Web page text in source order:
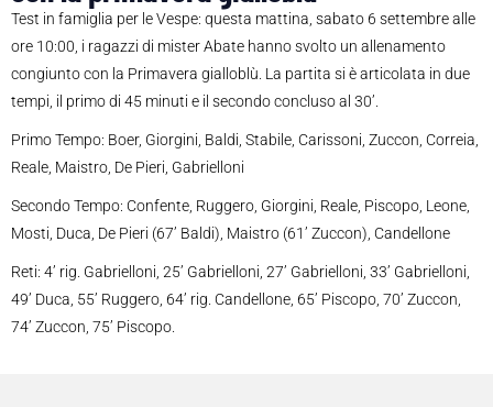
Test in famiglia per le Vespe: questa mattina, sabato 6 settembre alle
ore 10:00, i ragazzi di mister Abate hanno svolto un allenamento
congiunto con la Primavera gialloblù. La partita si è articolata in due
tempi, il primo di 45 minuti e il secondo concluso al 30’.
Primo Tempo: Boer, Giorgini, Baldi, Stabile, Carissoni, Zuccon, Correia,
Reale, Maistro, De Pieri, Gabrielloni
Secondo Tempo: Confente, Ruggero, Giorgini, Reale, Piscopo, Leone,
Mosti, Duca, De Pieri (67’ Baldi), Maistro (61’ Zuccon), Candellone
Reti: 4’ rig. Gabrielloni, 25’ Gabrielloni, 27’ Gabrielloni, 33’ Gabrielloni,
49’ Duca, 55’ Ruggero, 64’ rig. Candellone, 65’ Piscopo, 70’ Zuccon,
74’ Zuccon, 75’ Piscopo.